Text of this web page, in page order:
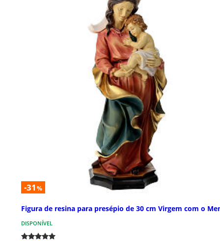
-31 %
Figura de resina para presépio de 30 cm Virgem com o
DISPONÍVEL